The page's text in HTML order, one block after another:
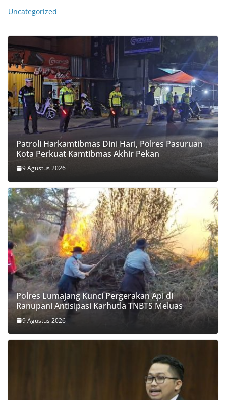
Uncategorized
Patroli Harkamtibmas Dini Hari, Polres Pasuruan
Kota Perkuat Kamtibmas Akhir Pekan
9 Agustus 2026
Polres Lumajang Kunci Pergerakan Api di
Ranupani Antisipasi Karhutla TNBTS Meluas
9 Agustus 2026